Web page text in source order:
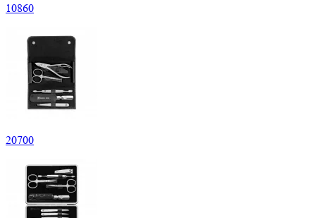
10860
20700